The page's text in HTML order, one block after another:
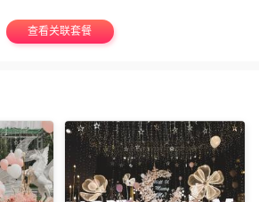
查看关联套餐